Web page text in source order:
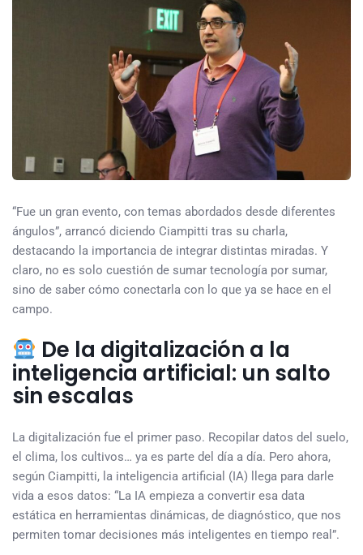
“Fue un gran evento, con temas abordados desde diferentes
ángulos”, arrancó diciendo Ciampitti tras su charla,
destacando la importancia de integrar distintas miradas. Y
claro, no es solo cuestión de sumar tecnología por sumar,
sino de saber cómo conectarla con lo que ya se hace en el
campo.
De la digitalización a la
inteligencia artificial: un salto
sin escalas
La digitalización fue el primer paso. Recopilar datos del suelo,
el clima, los cultivos… ya es parte del día a día. Pero ahora,
según Ciampitti, la inteligencia artificial (IA) llega para darle
vida a esos datos: “La IA empieza a convertir esa data
estática en herramientas dinámicas, de diagnóstico, que nos
permiten tomar decisiones más inteligentes en tiempo real”.